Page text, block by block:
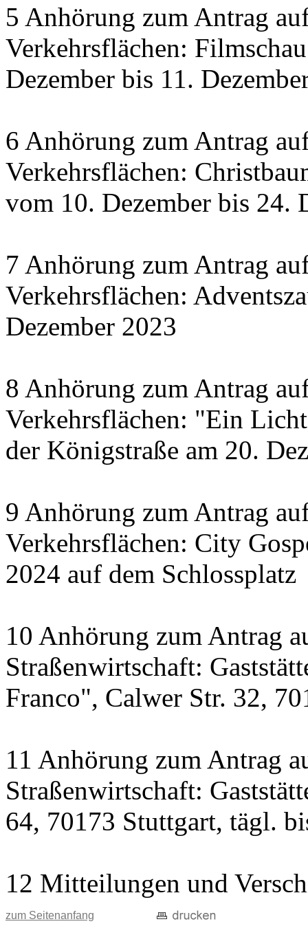
5 Anhörung zum Antrag
Verkehrsflächen:
Dezember bis 11.
6 Anhörung zum Antrag
Verkehrsflächen:
vom 10. Dezember bis 24.
7 Anhörung zum Antrag
Verkehrsflächen:
Dezember 2023
8 Anhörung zum Antrag
Verkehrsflächen: "Ein
der Königstraße am 20.
9 Anhörung zum Antrag
Verkehrsflächen: City
2024 auf dem Schlossplatz
10 Anhörung zum Antrag
Straßenwirtschaft:
Franco", Calwer Str. 32,
11 Anhörung zum Antrag
Straßenwirtschaft:
64, 70173 Stuttgart, tägl.
12 Mitteilungen und
zum Seitenanfang